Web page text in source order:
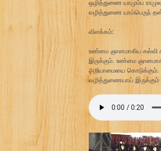
ஒழித்துணை யாமும்ப
வழித்துணை யாம்பெருந்
விளக்கம்:
உண்மை ஞானமாகிய கல்வி
இருக்கும். உண்மை
அறியாமையை கொடுக்கும்.
வழித்துணையாய்